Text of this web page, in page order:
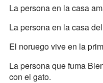
La persona en la casa
La persona en la casa
El noruego vive en la
La persona que fuma
con el gato.